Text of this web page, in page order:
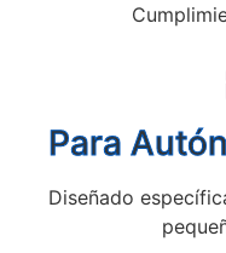
Para
Diseñado